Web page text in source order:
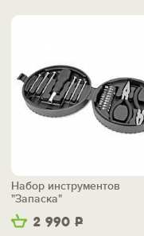
2 990 Р
Набор инструментов
"Запаска"